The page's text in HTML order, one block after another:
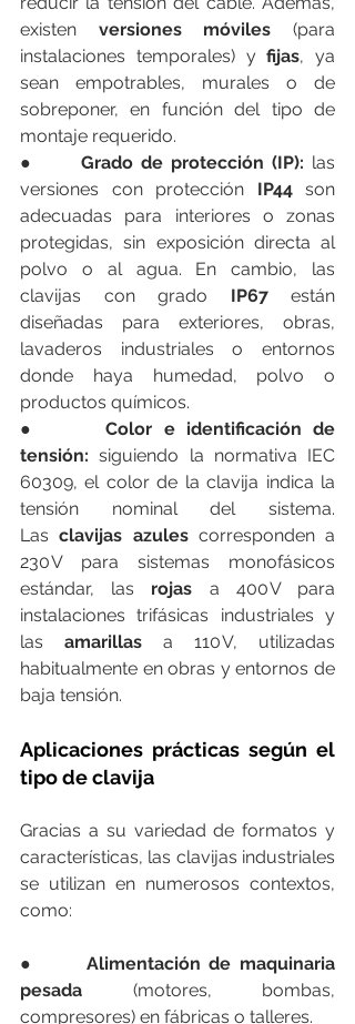
existen versiones móviles (para
instalaciones temporales) y fijas, ya
sean empotrables, murales o de
sobreponer, en función del tipo de
montaje requerido.
● Grado de protección (IP): las
versiones con protección IP44 son
adecuadas para interiores o zonas
protegidas, sin exposición directa al
polvo o al agua. En cambio, las
clavijas con grado IP67 están
diseñadas para exteriores, obras,
lavaderos industriales o entornos
donde haya humedad, polvo o
productos químicos.
● Color e identificación de
tensión: siguiendo la normativa IEC
60309, el color de la clavija indica la
tensión nominal del sistema.
Las clavijas azules corresponden a
230 V para sistemas monofásicos
estándar, las rojas a 400 V para
instalaciones trifásicas industriales y
las amarillas a 110 V, utilizadas
habitualmente en obras y entornos de
baja tensión.
Aplicaciones prácticas según el
tipo de clavija
Gracias a su variedad de formatos y
características, las clavijas industriales
se utilizan en numerosos contextos,
como:
● Alimentación de maquinaria
pesada (motores, bombas,
compresores) en fábricas o talleres.